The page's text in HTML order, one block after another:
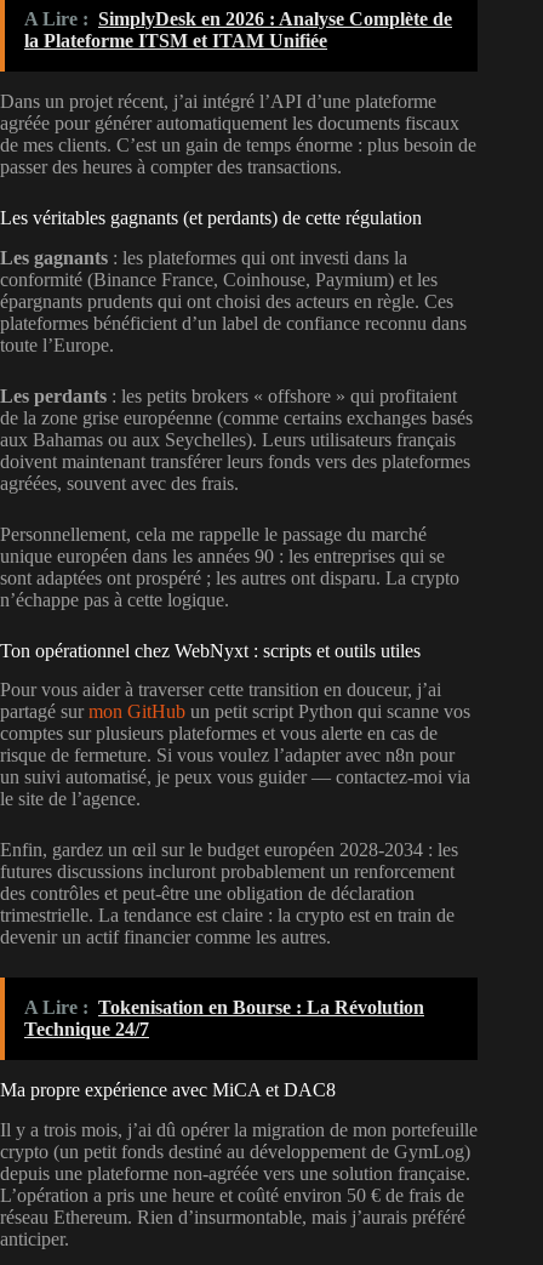
A Lire : SimplyDesk en 2026 : Analyse Complète de
la Plateforme ITSM et ITAM Unifiée
Dans un projet récent, j’ai intégré l’API d’une plateforme
agréée pour générer automatiquement les documents fiscaux
de mes clients. C’est un gain de temps énorme : plus besoin de
passer des heures à compter des transactions.
Les véritables gagnants (et perdants) de cette régulation
Les gagnants : les plateformes qui ont investi dans la
conformité (Binance France, Coinhouse, Paymium) et les
épargnants prudents qui ont choisi des acteurs en règle. Ces
plateformes bénéficient d’un label de confiance reconnu dans
toute l’Europe.
Les perdants : les petits brokers « offshore » qui profitaient
de la zone grise européenne (comme certains exchanges basés
aux Bahamas ou aux Seychelles). Leurs utilisateurs français
doivent maintenant transférer leurs fonds vers des plateformes
agréées, souvent avec des frais.
Personnellement, cela me rappelle le passage du marché
unique européen dans les années 90 : les entreprises qui se
sont adaptées ont prospéré ; les autres ont disparu. La crypto
n’échappe pas à cette logique.
Ton opérationnel chez WebNyxt : scripts et outils utiles
Pour vous aider à traverser cette transition en douceur, j’ai
partagé surmon GitHub un petit script Python qui scanne vos
comptes sur plusieurs plateformes et vous alerte en cas de
risque de fermeture. Si vous voulez l’adapter avec n8n pour
un suivi automatisé, je peux vous guider — contactez-moi via
le site de l’agence.
Enfin, gardez un œil sur le budget européen 2028-2034 : les
futures discussions incluront probablement un renforcement
des contrôles et peut-être une obligation de déclaration
trimestrielle. La tendance est claire : la crypto est en train de
devenir un actif financier comme les autres.
A Lire : Tokenisation en Bourse : La Révolution
Technique 24/7
Ma propre expérience avec MiCA et DAC8
Il y a trois mois, j’ai dû opérer la migration de mon portefeuille
crypto (un petit fonds destiné au développement de GymLog)
depuis une plateforme non-agréée vers une solution française.
L’opération a pris une heure et coûté environ 50 € de frais de
réseau Ethereum. Rien d’insurmontable, mais j’aurais préféré
anticiper.